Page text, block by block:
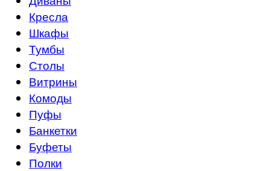
Кресла
Шкафы
Тумбы
Столы
Витрины
Комоды
Пуфы
Банкетки
Буфеты
Полки